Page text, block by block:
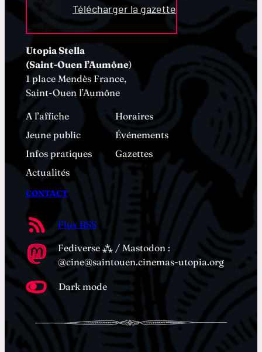
Télécharger la gazette
Utopia Stella
(Saint-Ouen l’Aumône)
1 place Mendès France,
Saint-Ouen l’Aumône
A l’affiche
Horaires
Jeune public
Événements
Infos pratiques
Gazettes
Actualités
CONTACT
Flux RSS
Fediverse ⁂ / Mastodon :
@cine@saintouen.cinemas-utopia.org
Dark mode